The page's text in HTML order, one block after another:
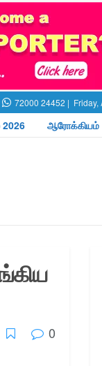
72000 24452 | Friday,
ஆரோக்கியம்
0